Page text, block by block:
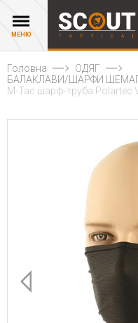
МЕНЮ
Головна
ОДЯГ
БАЛАКЛАВИ/ШАРФИ
M-Tac шарф-труба Polartec